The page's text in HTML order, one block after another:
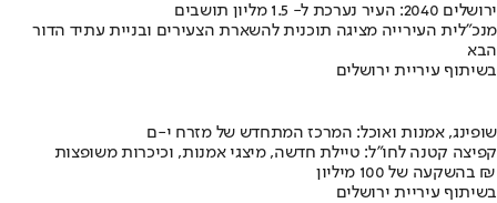
ירושלים 2040: העיר נערכת ל- 1.5 מליון תושבים
מנכ"לית העירייה מציגה תוכנית להשארת הצעירים ובניית עתיד הדור
הבא
בשיתוף עיריית ירושלים
שופינג, אמנות ואוכל: המרכז המתחדש של מזרח י-ם
קפיצה קטנה לחו"ל: טיילת חדשה, מיצגי אמנות, וכיכרות משופצות
בהשקעה של 100 מיליון ₪
בשיתוף עיריית ירושלים